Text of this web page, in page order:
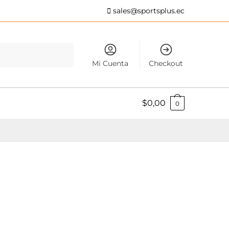
sales@sportsplus.ec
Mi Cuenta Checkout
$0,00 0